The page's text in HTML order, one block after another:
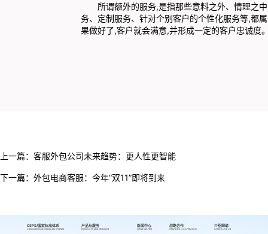
所谓额外的服务,是指那些意料之外、情理之中
务、定制服务、针对个别客户的个性化服务等,都
果做好了,客户就会满意,并形成一定的客户忠诚度
上一篇： 客服外包公司未来趋势：更人性更智能
下一篇： 外包电商客服：今年“双11”即将到来
CSPS/国家标准体系
CSPS/NATIONAL STANDARD SYSTEM
产品与服务
PRODUCTS AND SERVICES
新闻中心
NEWS CENTER
战略合作
STRATEGIC COOPERATION
介绍网萌
INTRODUCE US